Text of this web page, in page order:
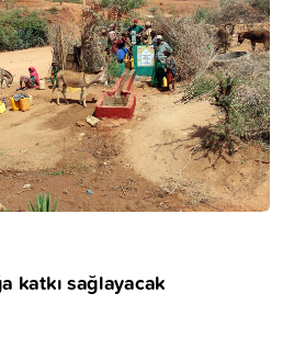
katkı sağlayacak